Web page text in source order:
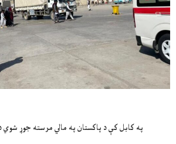
په کابل کې د پاکستان په مالي مرسته جوړ